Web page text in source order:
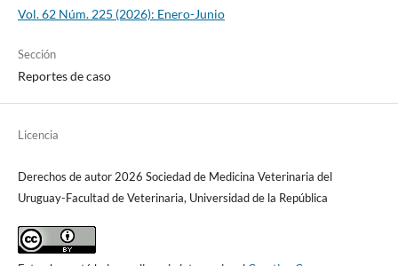
Vol. 62 Núm. 225 (2026): Enero-Junio
Sección
Reportes de caso
Licencia
Derechos de autor 2026 Sociedad de Medicina Veterinaria del
Uruguay-Facultad de Veterinaria, Universidad de la República